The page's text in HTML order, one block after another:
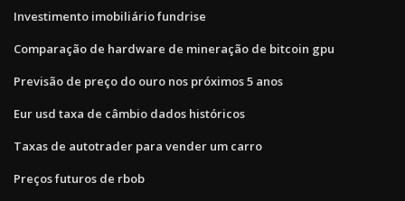
Investimento imobiliário fundrise
Comparação de hardware de mineração de bitcoin gpu
Previsão de preço do ouro nos próximos 5 anos
Eur usd taxa de câmbio dados históricos
Taxas de autotrader para vender um carro
Preços futuros de rbob